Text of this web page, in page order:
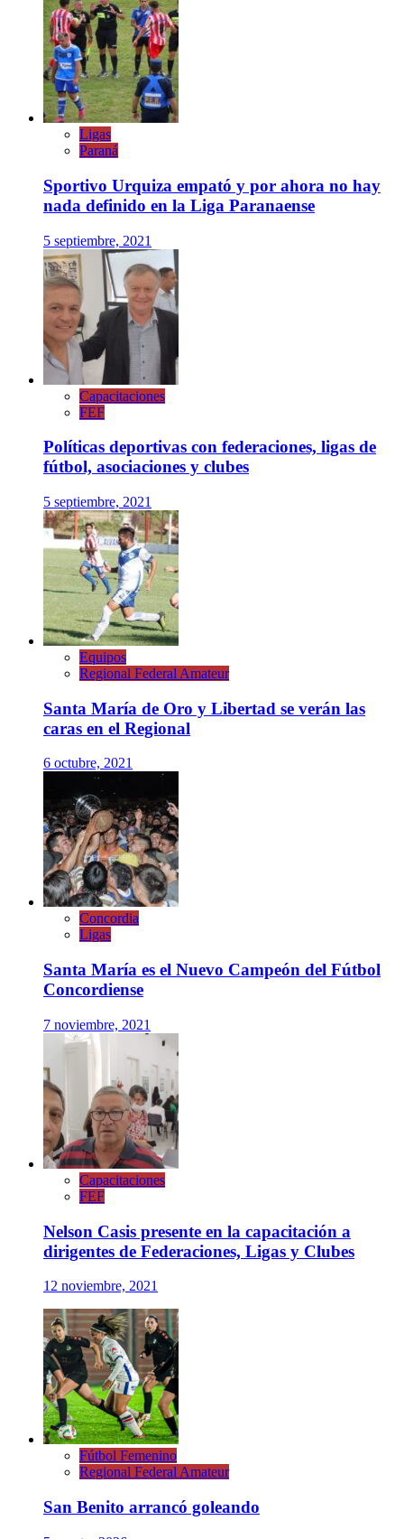
Ligas
Paraná
Sportivo Urquiza empató y por ahora no hay
nada definido en la Liga Paranaense
5 septiembre, 2021
Capacitaciones
FEF
Políticas deportivas con federaciones, ligas de
fútbol, asociaciones y clubes
5 septiembre, 2021
Equipos
Regional Federal Amateur
Santa María de Oro y Libertad se verán las
caras en el Regional
6 octubre, 2021
Concordia
Ligas
Santa María es el Nuevo Campeón del Fútbol
Concordiense
7 noviembre, 2021
Capacitaciones
FEF
Nelson Casis presente en la capacitación a
dirigentes de Federaciones, Ligas y Clubes
12 noviembre, 2021
Fútbol Femenino
Regional Federal Amateur
San Benito arrancó goleando